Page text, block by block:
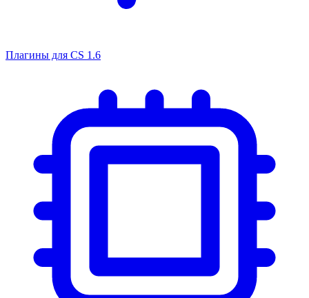
Плагины для CS 1.6